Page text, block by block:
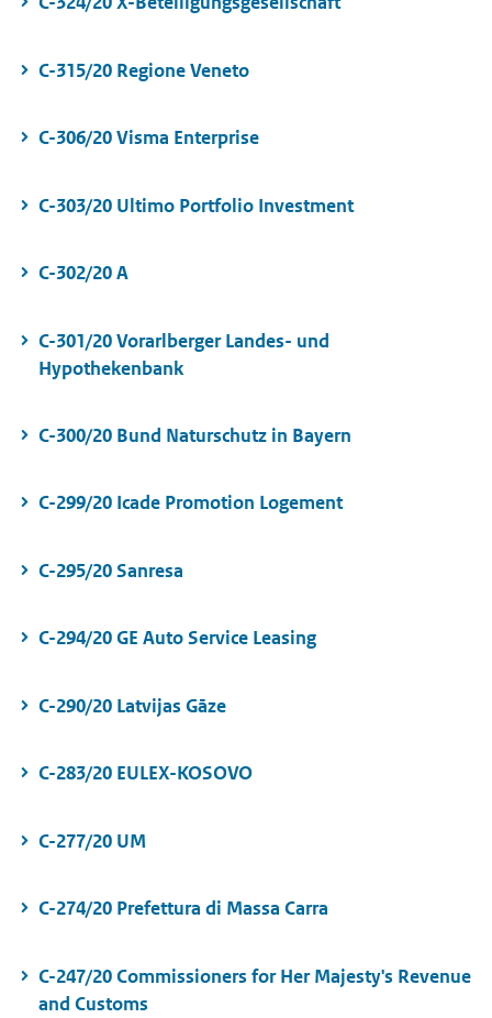
C-315/20 Regione Veneto
C-306/20 Visma Enterprise
C-303/20 Ultimo Portfolio Investment
C-302/20 A
C-301/20 Vorarlberger Landes- und
Hypothekenbank
C-300/20 Bund Naturschutz in Bayern
C-299/20 Icade Promotion Logement
C-295/20 Sanresa
C-294/20 GE Auto Service Leasing
C-290/20 Latvijas Gāze
C-283/20 EULEX-KOSOVO
C-277/20 UM
C-274/20 Prefettura di Massa Carra
C-247/20 Commissioners for Her Majesty's Revenue
and Customs